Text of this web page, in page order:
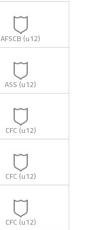
AFSCB (u12)
ASS (u12)
CFC (u12)
CFC (u12)
CFC (u12)